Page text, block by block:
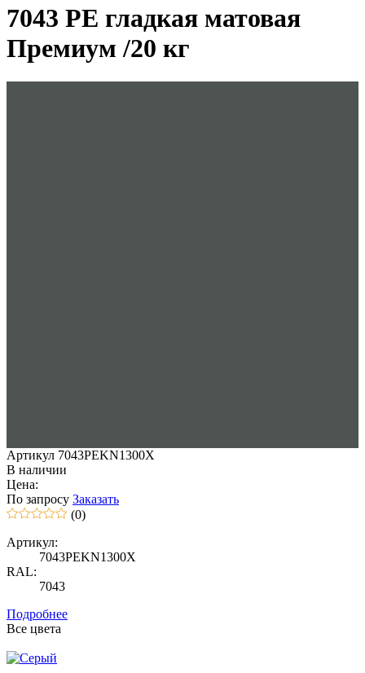
7043 PE гладкая матовая
Премиум /20 кг
Артикул 7043PEKN1300X
В наличии
Цена:
По запросу Заказать
(0)
Артикул:
7043PEKN1300X
RAL:
7043
Подробнее
Все цвета